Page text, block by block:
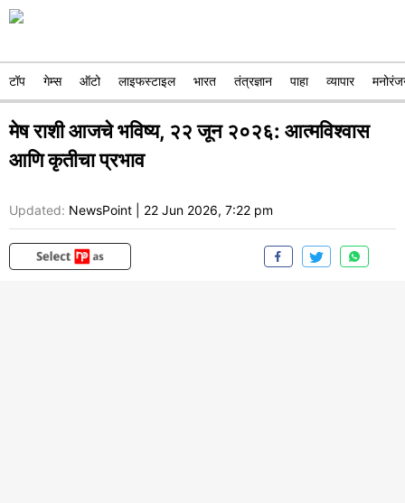
टॉप गेम्स ऑटो लाइफस्टाइल भारत तंत्रज्ञान पाहा व्यापार
मेष राशी आजचे भविष्य, २२ जून २०२६: आत्मविश्वास
आणि कृतीचा प्रभाव
Updated: NewsPoint 22 Jun 2026, 7:22 pm